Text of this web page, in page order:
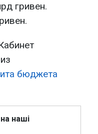
гривен.
бюджета
наші